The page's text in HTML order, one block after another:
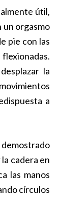
útil,
un orgasmo
pie con las
la
a
demostrado
cadera en
las manos
círculos